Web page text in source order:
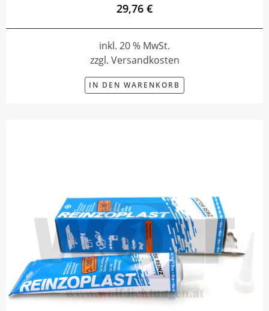
29,76 €
inkl. 20 % MwSt.
zzgl. Versandkosten
IN DEN WARENKORB